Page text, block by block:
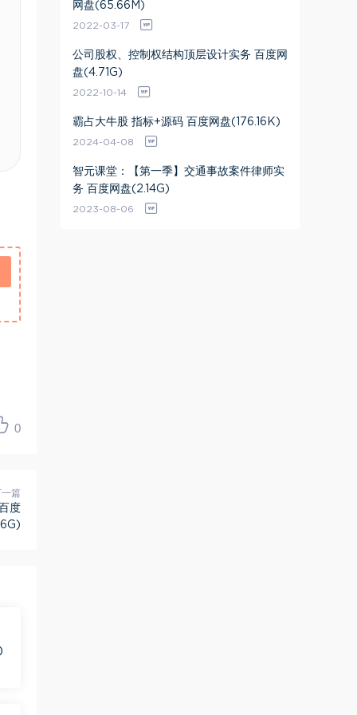
0
篇
度
网盘(65.66M)
2022-03-17
公司股权、控制权结构顶层设计实务 百度网
盘(4.71G)
2022-10-14
霸占大牛股 指标+源码 百度网盘(176.16K)
2024-04-08
智元课堂：【第一季】交通事故案件律师实
务 百度网盘(2.14G)
2023-08-06